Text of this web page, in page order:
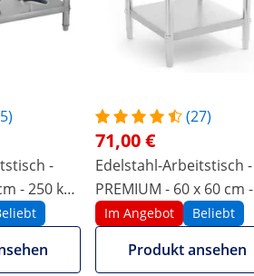
-
- 250 kg -
(27)
71,00 €
Edelstahl-Arbeitstisch -
PREMIUM - 60 x 60 cm -
250 kg - Royal Catering
Im Angebot Beliebt
Produkt ansehen